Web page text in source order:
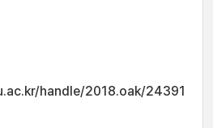
handle/2018.oak/24391